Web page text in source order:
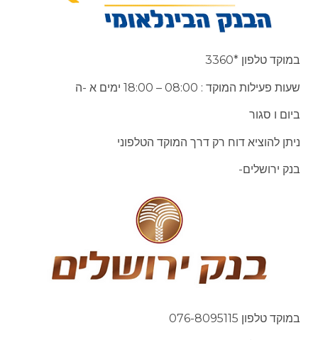
במוקד טלפון *3360
שעות פעילות המוקד : 08:00 – 18:00 ימים א -ה
ביום ו סגור
ניתן להוציא דוח רק דרך המוקד הטלפוני
בנק ירושלים-
במוקד טלפון 076-8095115